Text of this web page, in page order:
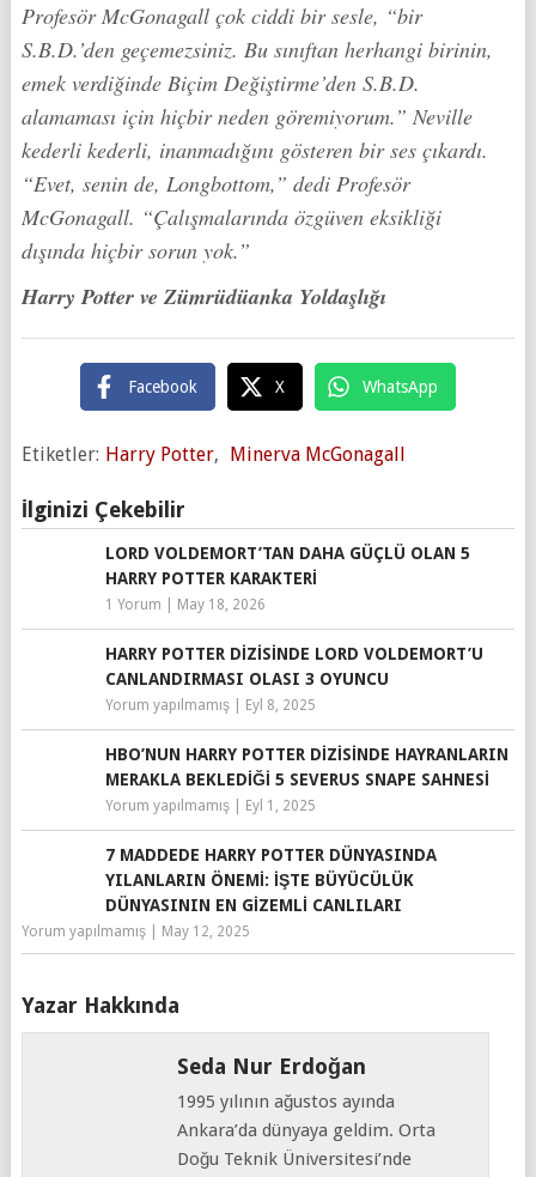
Profesör McGonagall çok ciddi bir sesle, “bir
S.B.D.’den geçemezsiniz. Bu sınıftan herhangi birinin,
emek verdiğinde Biçim Değiştirme’den S.B.D.
alamaması için hiçbir neden göremiyorum.” Neville
kederli kederli, inanmadığını gösteren bir ses çıkardı.
“Evet, senin de, Longbottom,” dedi Profesör
McGonagall. “Çalışmalarında özgüven eksikliği
dışında hiçbir sorun yok.”
Harry Potter ve Zümrüdüanka Yoldaşlığı
Facebook X WhatsApp
Etiketler: Harry Potter, Minerva McGonagall
İlginizi Çekebilir
LORD VOLDEMORT’TAN DAHA GÜÇLÜ OLAN 5
HARRY POTTER KARAKTERI
1 Yorum May 18, 2026
HARRY POTTER DIZISINDE LORD VOLDEMORT’U
CANLANDIRMASI OLASI 3 OYUNCU
Yorum yapılmamış| Eyl 8, 2025
HBO’NUN HARRY POTTER DIZISINDE HAYRANLARIN
MERAKLA BEKLEDIĞI 5 SEVERUS SNAPE SAHNESI
Yorum yapılmamış| Eyl 1, 2025
7 MADDEDE HARRY POTTER DÜNYASINDA
YILANLARIN ÖNEMI: İŞTE BÜYÜCÜLÜK
DÜNYASININ EN GIZEMLI CANLILARI
Yorum yapılmamış| May 12, 2025
Yazar Hakkında
Seda Nur Erdoğan
1995 yılının ağustos ayında
Ankara’da dünyaya geldim. Orta
Doğu Teknik Üniversitesi’nde